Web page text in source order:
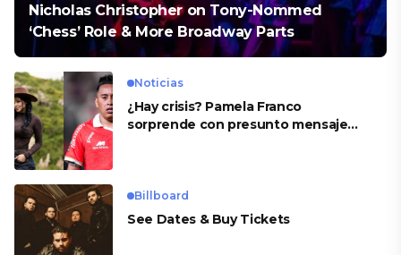
Nicholas Christopher on Tony-Nommed
‘Chess’ Role & More Broadway Parts
Noticias
¿Hay crisis? Pamela Franco
sorprende con presunto mensaje
Billboard
See Dates & Buy Tickets